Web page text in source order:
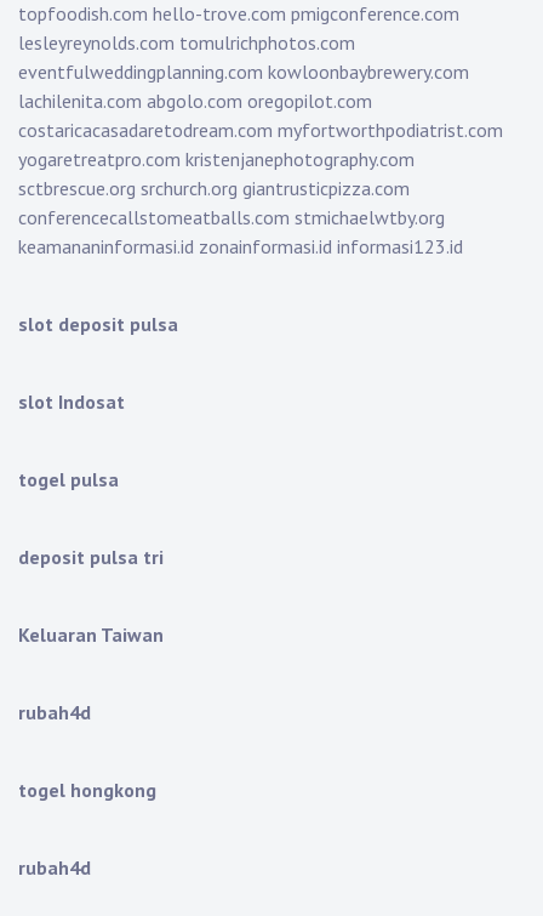
topfoodish.com hello-trove.com pmigconference.com
lesleyreynolds.com tomulrichphotos.com
eventfulweddingplanning.com kowloonbaybrewery.com
lachilenita.com abgolo.com oregopilot.com
costaricacasadaretodream.com myfortworthpodiatrist.com
yogaretreatpro.com kristenjanephotography.com
sctbrescue.org srchurch.org giantrusticpizza.com
conferencecallstomeatballs.com stmichaelwtby.org
keamananinformasi.id zonainformasi.id informasi123.id
slot deposit pulsa
slot Indosat
togel pulsa
deposit pulsa tri
Keluaran Taiwan
rubah4d
togel hongkong
rubah4d